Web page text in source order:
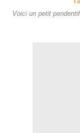
Voici un petit